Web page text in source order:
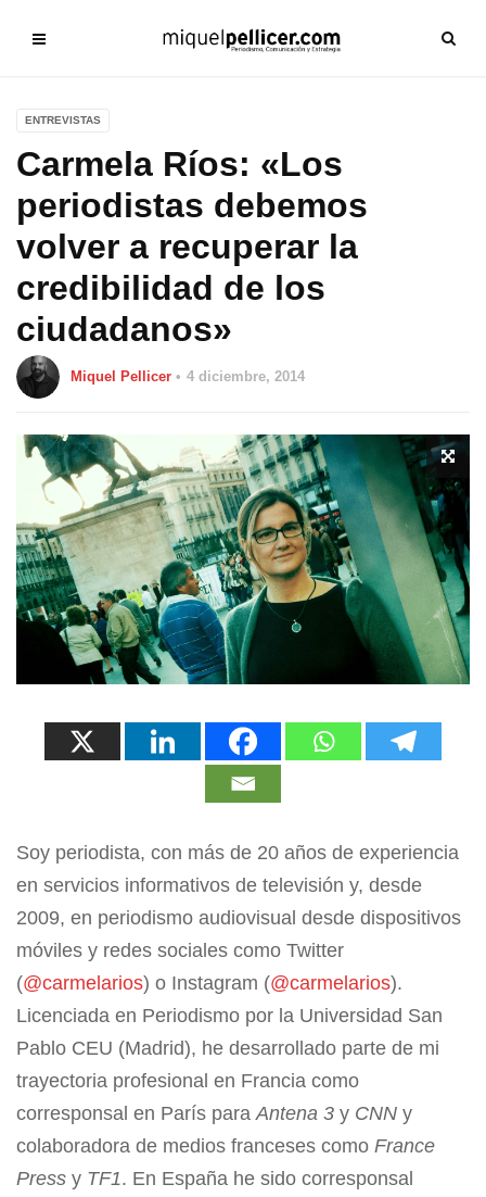
ENTREVISTAS
Carmela Ríos: «Los
periodistas debemos
volver a recuperar la
credibilidad de los
ciudadanos»
Miquel Pellicer 4 diciembre, 2014
Soy periodista, con más de 20 años de experiencia
en servicios informativos de televisión y, desde
2009, en periodismo audiovisual desde dispositivos
móviles y redes sociales como Twitter
(@carmelarios) o Instagram (@carmelarios).
Licenciada en Periodismo por la Universidad San
Pablo CEU (Madrid), he desarrollado parte de mi
trayectoria profesional en Francia como
corresponsal en París paraAntena 3 y CNN y
colaboradora de medios franceses como France
Press y TF1. En España he sido corresponsal